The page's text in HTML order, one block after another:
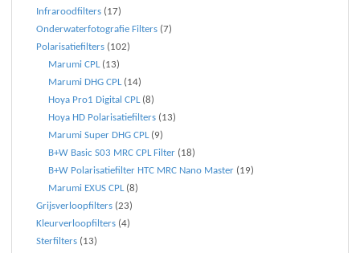
Infraroodfilters (17)
Onderwaterfotografie Filters (7)
Polarisatiefilters (102)
Marumi CPL (13)
Marumi DHG CPL (14)
Hoya Pro1 Digital CPL (8)
Hoya HD Polarisatiefilters (13)
Marumi Super DHG CPL (9)
B+W Basic S03 MRC CPL Filter (18)
B+W Polarisatiefilter HTC MRC Nano Master (19)
Marumi EXUS CPL (8)
Grijsverloopfilters (23)
Kleurverloopfilters (4)
Sterfilters (13)